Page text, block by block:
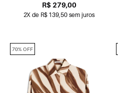
R$ 279,00
2X de R$ 139,50 sem juros
70% OFF